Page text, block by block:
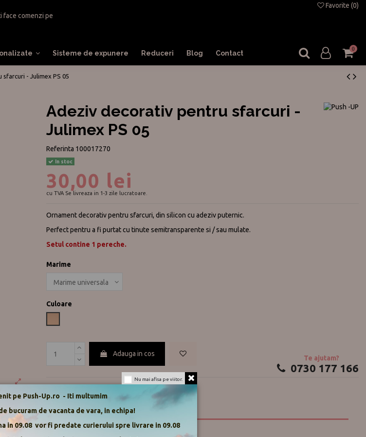
face comenzi pe
Favorite (0)
Sisteme de expunere Reduceri Blog Contact
0
- Julimex PS 05
Adeziv decorativ pentru sfarcuri -
Julimex PS 05
Referinta 100017270
In stoc
30,00 lei
cu TVA Se livreaza in 1-3 zile lucratoare.
Ornament decorativ pentru sfarcuri, din silicon cu adeziv puternic.
Perfect pentru a fi purtat cu tinute semitransparente si / sau mulate.
Setul contine 1 pereche.
Marime
Culoare
Adauga in cos
adeziv nipple
Te ajutam?
0730 177 166
Descriere
Detalii ale produsului
Nu mai afisa pe viitor.
pe Push-Up.ro - Iti multumim
bucuram de vacanta de vara, in echipa!
in 09.08 vor fi predate curierului spre livrare in 09.08